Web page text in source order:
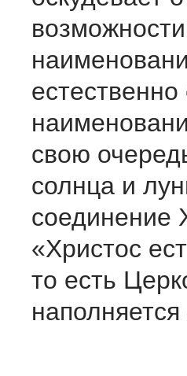
естественно
свою
солнца и
соединение
«Христос
то есть